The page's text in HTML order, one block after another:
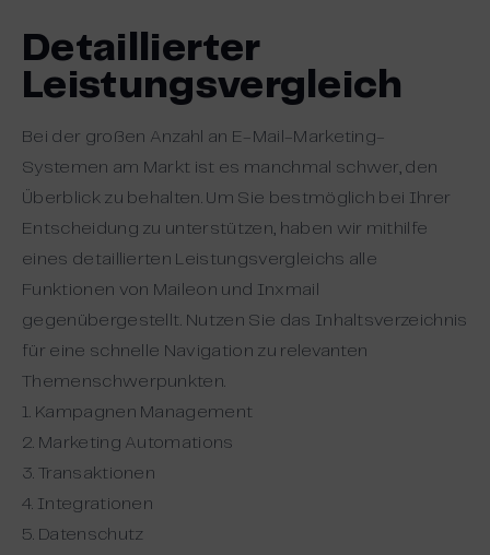
Detaillierter
Leistungsvergleich
Bei der großen Anzahl an E-Mail-Marketing-
Systemen am Markt ist es manchmal schwer, den
Überblick zu behalten. Um Sie bestmöglich bei Ihrer
Entscheidung zu unterstützen, haben wir mithilfe
eines detaillierten Leistungsvergleichs alle
Funktionen von Maileon und Inxmail
gegenübergestellt. Nutzen Sie das Inhaltsverzeichnis
für eine schnelle Navigation zu relevanten
Themenschwerpunkten.
1. Kampagnen Management
2. Marketing Automations
3. Transaktionen
4. Integrationen
5. Datenschutz